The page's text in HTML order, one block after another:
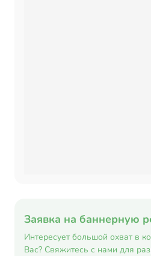
Заявка на баннерную
Интересует большой охват в
Вас? Свяжитесь с нами для